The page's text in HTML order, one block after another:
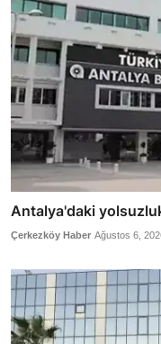
Antalya'daki
Çerkezköy Haber Ağustos 6,